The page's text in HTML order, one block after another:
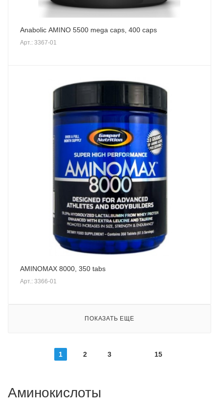
Anabolic AMINO 5500 mega caps, 400 caps
Арт.: 3367-01
AMINOMAX 8000, 350 tabs
Арт.: 3366-01
ПОКАЗАТЬ ЕЩЕ
1 2 3 15
Аминокислоты